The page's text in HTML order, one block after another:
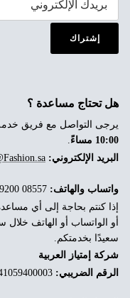
إشتراك
هل تحتاج مساعدة ؟
يرجى التواصل مع فريق
10:00 مساءً
البريد الإلكتروني:
واتساب والهاتف:
إذا كنتم بحاجة إلى أي
أو الواتساب أو الهاتف
سعيدًا بخدمتكم.
شركة إمتياز العربية
الرقم الضريبي: